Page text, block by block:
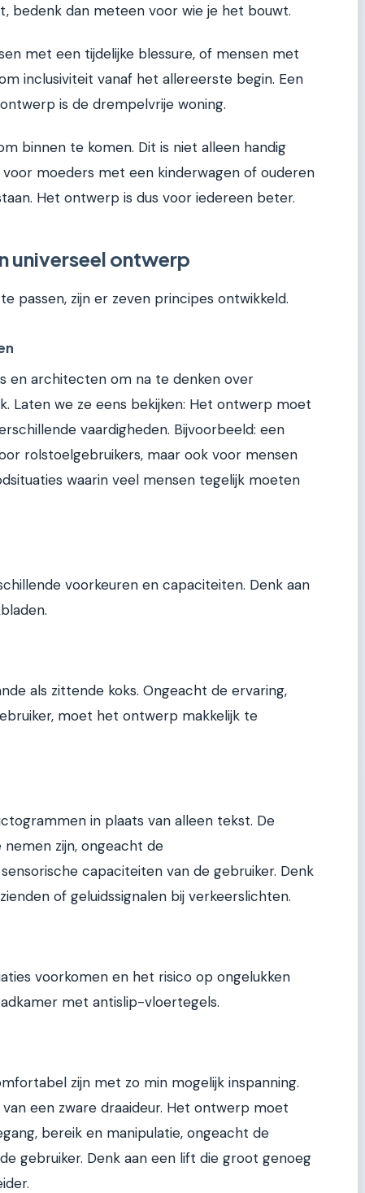
bedenk dan meteen voor wie je het bouwt.
met een tijdelijke blessure, of mensen met
inclusiviteit vanaf het allereerste begin. Een
is de drempelvrije woning.
binnen te komen. Dit is niet alleen handig
moeders met een kinderwagen of ouderen
Het ontwerp is dus voor iedereen beter.
universeel ontwerp
passen, zijn er zeven principes ontwikkeld.
en architecten om na te denken over
Laten we ze eens bekijken: Het ontwerp moet
vaardigheden. Bijvoorbeeld: een
rolstoelgebruikers, maar ook voor mensen
waarin veel mensen tegelijk moeten
voorkeuren en capaciteiten. Denk aan
als zittende koks. Ongeacht de ervaring,
moet het ontwerp makkelijk te
in plaats van alleen tekst. De
zijn, ongeacht de
capaciteiten van de gebruiker. Denk
of geluidssignalen bij verkeerslichten.
voorkomen en het risico op ongelukken
met antislip-vloertegels.
zijn met zo min mogelijk inspanning.
een zware draaideur. Het ontwerp moet
bereik en manipulatie, ongeacht de
gebruiker. Denk aan een lift die groot genoeg